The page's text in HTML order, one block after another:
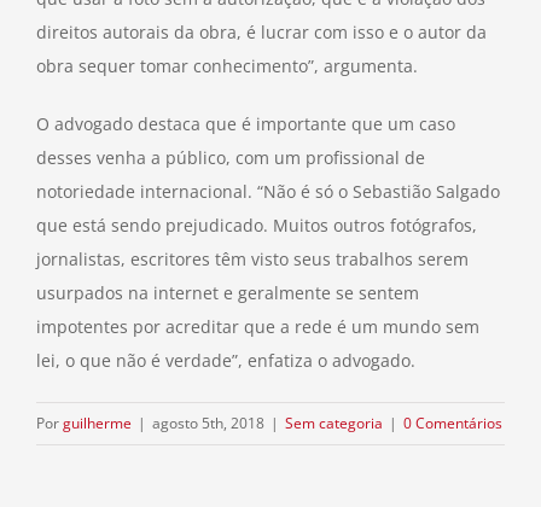
direitos autorais da obra, é lucrar com isso e o autor da
obra sequer tomar conhecimento”, argumenta.
O advogado destaca que é importante que um caso
desses venha a público, com um profissional de
notoriedade internacional. “Não é só o Sebastião Salgado
que está sendo prejudicado. Muitos outros fotógrafos,
jornalistas, escritores têm visto seus trabalhos serem
usurpados na internet e geralmente se sentem
impotentes por acreditar que a rede é um mundo sem
lei, o que não é verdade”, enfatiza o advogado.
Porguilherme | agosto 5th, 2018 | Sem categoria | 0 Comentários